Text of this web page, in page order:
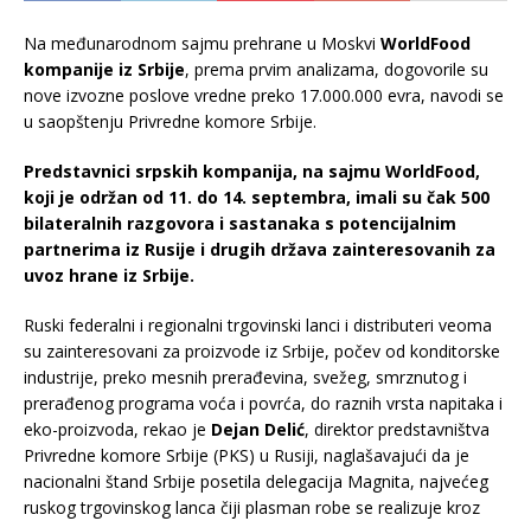
Na međunarodnom sajmu prehrane u Moskvi WorldFood
kompanije iz Srbije, prema prvim analizama, dogovorile su
nove izvozne poslove vredne preko 17.000.000 evra, navodi se
u saopštenju Privredne komore Srbije.
Predstavnici srpskih kompanija, na sajmu WorldFood,
koji je održan od 11. do 14. septembra, imali su čak 500
bilateralnih razgovora i sastanaka s potencijalnim
partnerima iz Rusije i drugih država zainteresovanih za
uvoz hrane iz Srbije.
Ruski federalni i regionalni trgovinski lanci i distributeri veoma
su zainteresovani za proizvode iz Srbije, počev od konditorske
industrije, preko mesnih prerađevina, svežeg, smrznutog i
prerađenog programa voća i povrća, do raznih vrsta napitaka i
eko-proizvoda, rekao je Dejan Delić, direktor predstavništva
Privredne komore Srbije (PKS) u Rusiji, naglašavajući da je
nacionalni štand Srbije posetila delegacija Magnita, najvećeg
ruskog trgovinskog lanca čiji plasman robe se realizuje kroz